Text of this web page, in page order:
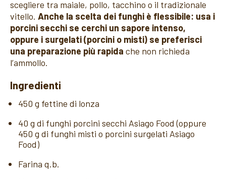
scegliere tra maiale, pollo, tacchino o il tradizionale
vitello. Anche la scelta dei funghi è flessibile: usa i
porcini secchi se cerchi un sapore intenso,
oppure i surgelati (porcini o misti) se preferisci
una preparazione più rapida che non richieda
l’ammollo.
Ingredienti
450 g fettine di lonza
40 g di funghi porcini secchi Asiago Food (oppure
450 g di funghi misti o porcini surgelati Asiago
Food)
Farina q.b.